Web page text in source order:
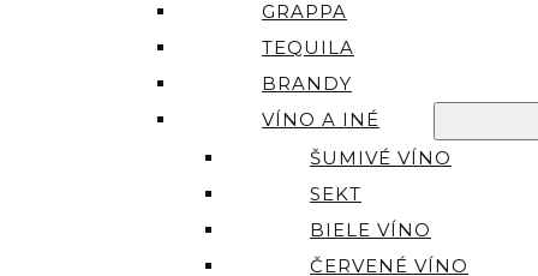
GRAPPA
TEQUILA
BRANDY
VÍNO A INÉ
ŠUMIVÉ VÍNO
SEKT
BIELE VÍNO
ČERVENÉ VÍNO